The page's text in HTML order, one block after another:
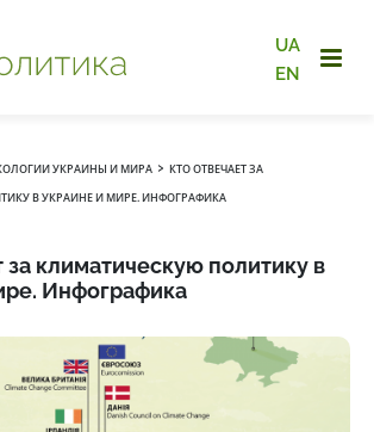
UA
EN
УКРАИНЫ И МИРА › КТО ОТВЕЧАЕТ ЗА
В УКРАИНЕ И МИРЕ. ИНФОГРАФИКА
за климатическую политику в
Инфографика